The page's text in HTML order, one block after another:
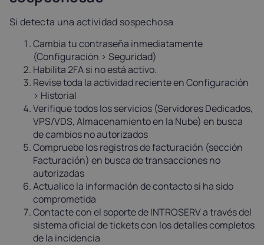
Si detecta una actividad sospechosa
Cambia tu contraseña inmediatamente
(Configuración > Seguridad)
Habilita 2FA si no está activo.
Revise toda la actividad reciente en Configuración
> Historial
Verifique todos los servicios (Servidores Dedicados,
VPS/VDS, Almacenamiento en la Nube) en busca
de cambios no autorizados
Compruebe los registros de facturación (sección
Facturación) en busca de transacciones no
autorizadas
Actualice la información de contacto si ha sido
comprometida
Contacte con el soporte de INTROSERV a través del
sistema oficial de tickets con los detalles completos
de la incidencia